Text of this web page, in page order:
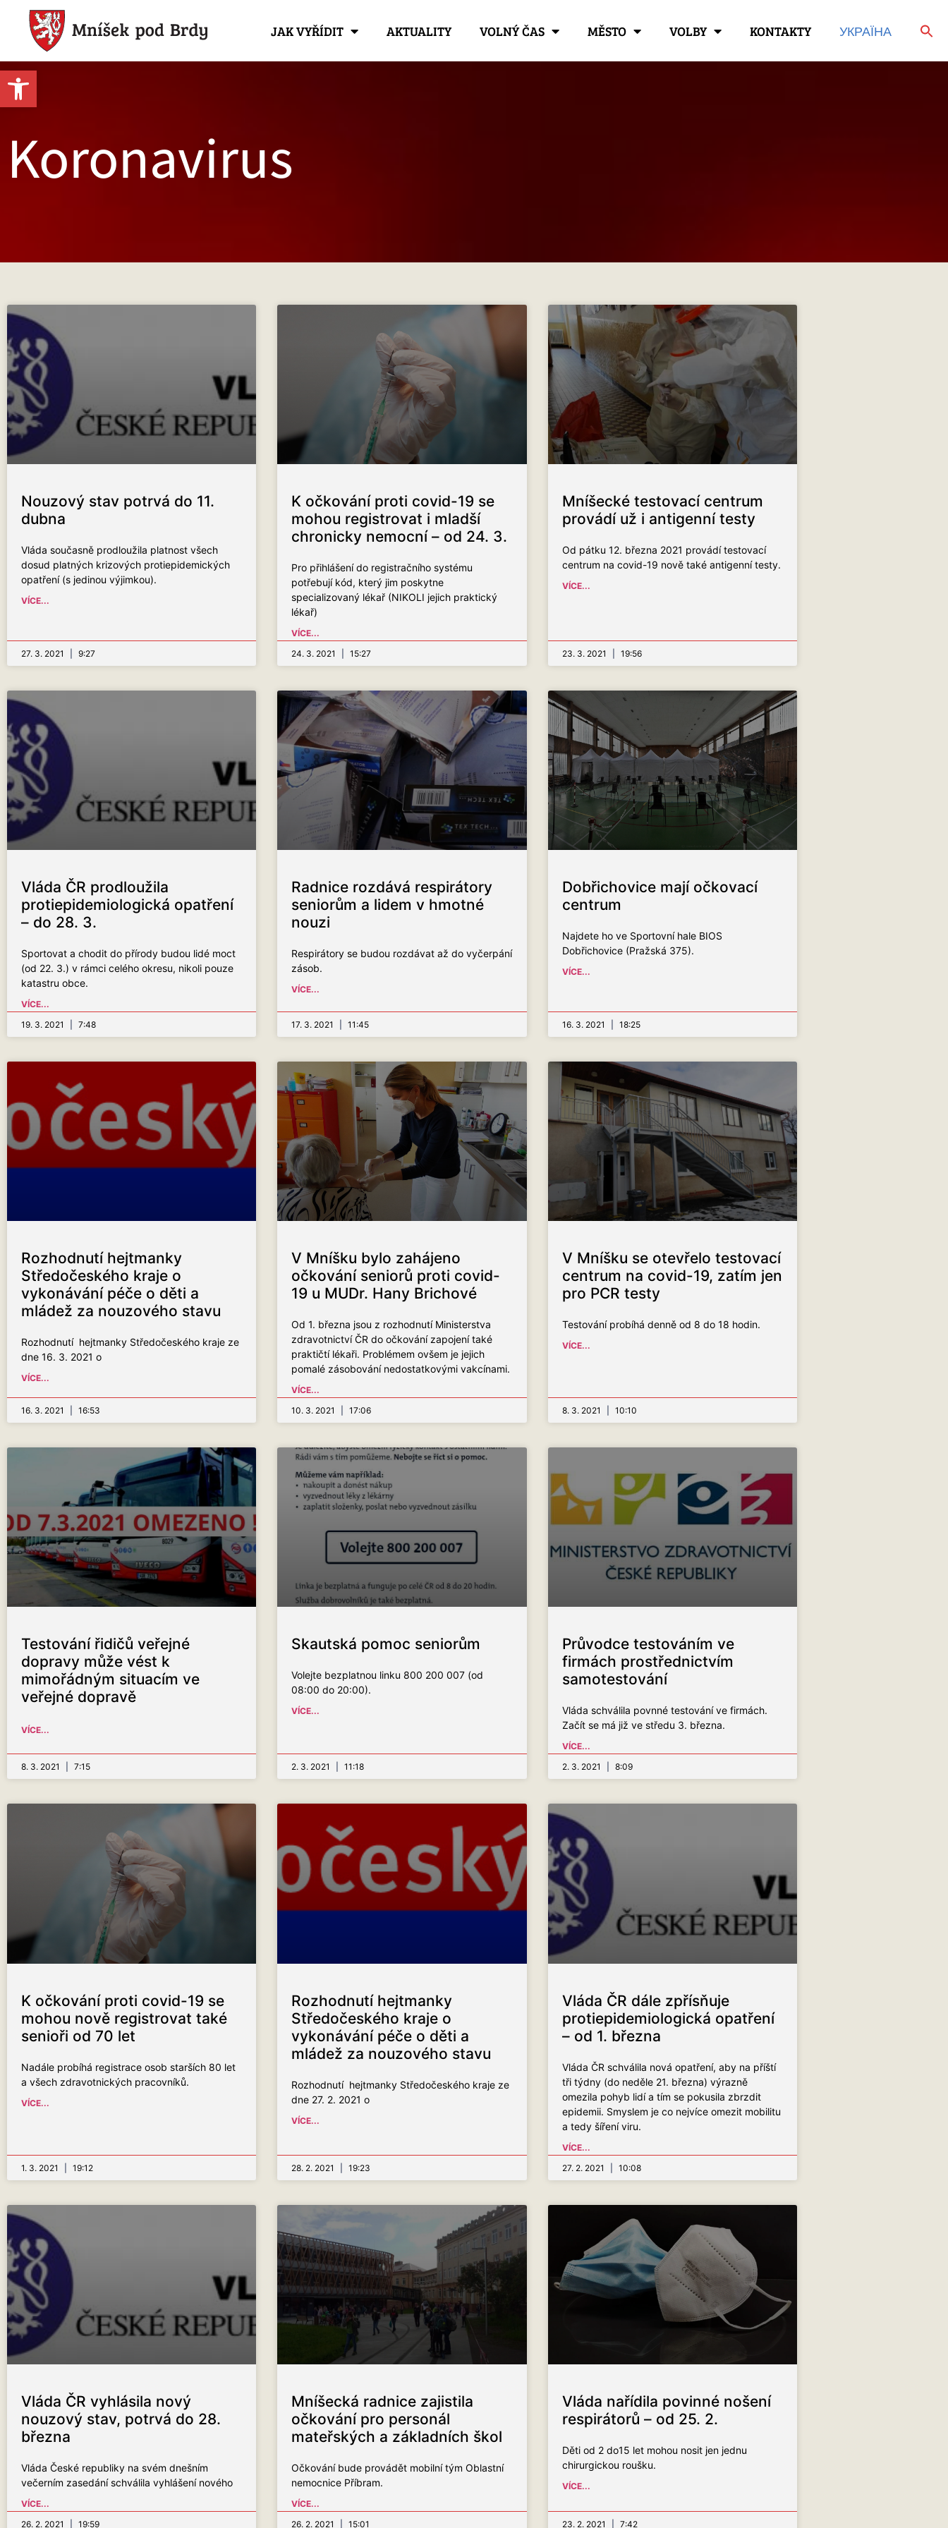
Open toolbar
JAK VYŘÍDIT AKTUALITY VOLNÝ ČAS MĚSTO VOLBY KONTAKTY УКРАЇНА
Koronavirus
Nouzový stav potrvá do 11.
dubna
Vláda současně prodloužila platnost všech
dosud platných krizových protiepidemických
opatření (s jedinou výjimkou).
VÍCE...
27. 3. 2021 9:27
K očkování proti covid-19 se
mohou registrovat i mladší
chronicky nemocní – od 24. 3.
Pro přihlášení do registračního systému
potřebují kód, který jim poskytne
specializovaný lékař (NIKOLI jejich praktický
lékař)
VÍCE...
24. 3. 2021
15:27
Mníšecké testovací centrum
provádí už i antigenní testy
Od pátku 12. března 2021 provádí testovací
centrum na covid-19 nově také antigenní testy.
VÍCE...
23. 3. 2021 19:56
Vláda ČR prodloužila
protiepidemiologická opatření
– do 28. 3.
Sportovat a chodit do přírody budou lidé moct
(od 22. 3.) v rámci celého okresu, nikoli pouze
katastru obce.
VÍCE...
19. 3. 2021
7:48
Radnice rozdává respirátory
seniorům a lidem v hmotné
nouzi
Respirátory se budou rozdávat až do vyčerpání
zásob.
VÍCE...
17. 3. 2021 11:45
Dobřichovice mají očkovací
centrum
Najdete ho ve Sportovní hale BIOS
Dobřichovice (Pražská 375).
VÍCE...
16. 3. 2021 18:25
Rozhodnutí hejtmanky
Středočeského kraje o
vykonávání péče o děti a
mládež za nouzového stavu
Rozhodnutí hejtmanky Středočeského kraje ze
dne 16. 3. 2021 o
VÍCE...
16. 3. 2021 16:53
V Mníšku bylo zahájeno
očkování seniorů proti covid-
19 u MUDr. Hany Brichové
Od 1. března jsou z rozhodnutí Ministerstva
zdravotnictví ČR do očkování zapojení také
praktičtí lékaři. Problémem ovšem je jejich
pomalé zásobování nedostatkovými vakcínami.
VÍCE...
10. 3. 2021
17:06
V Mníšku se otevřelo testovací
centrum na covid-19, zatím jen
pro PCR testy
Testování probíhá denně od 8 do 18 hodin.
VÍCE...
8. 3. 2021 10:10
Testování řidičů veřejné
dopravy může vést k
mimořádným situacím ve
veřejné dopravě
VÍCE...
8. 3. 2021 7:15
Skautská pomoc seniorům
Volejte bezplatnou linku 800 200 007 (od
08:00 do 20:00).
VÍCE...
2. 3. 2021 11:18
Průvodce testováním ve
firmách prostřednictvím
samotestování
Vláda schválila povnné testování ve firmách.
Začít se má již ve středu 3. března.
VÍCE...
2. 3. 2021
8:09
K očkování proti covid-19 se
mohou nově registrovat také
senioři od 70 let
Nadále probíhá registrace osob starších 80 let
a všech zdravotnických pracovníků.
VÍCE...
1. 3. 2021 19:12
Rozhodnutí hejtmanky
Středočeského kraje o
vykonávání péče o děti a
mládež za nouzového stavu
Rozhodnutí hejtmanky Středočeského kraje ze
dne 27. 2. 2021 o
VÍCE...
28. 2. 2021 19:23
Vláda ČR dále zpřísňuje
protiepidemiologická opatření
– od 1. března
Vláda ČR schválila nová opatření, aby na příští
tři týdny (do neděle 21. března) výrazně
omezila pohyb lidí a tím se pokusila zbrzdit
epidemii. Smyslem je co nejvíce omezit mobilitu
a tedy šíření viru.
VÍCE...
27. 2. 2021
10:08
Vláda ČR vyhlásila nový
nouzový stav, potrvá do 28.
března
Vláda České republiky na svém dnešním
večerním zasedání schválila vyhlášení nového
VÍCE...
26. 2. 2021
19:59
Mníšecká radnice zajistila
očkování pro personál
mateřských a základních škol
Očkování bude provádět mobilní tým Oblastní
nemocnice Příbram.
VÍCE...
26. 2. 2021
15:01
Vláda nařídila povinné nošení
respirátorů – od 25. 2.
Děti od 2 do15 let mohou nosit jen jednu
chirurgickou roušku.
VÍCE...
23. 2. 2021 7:42